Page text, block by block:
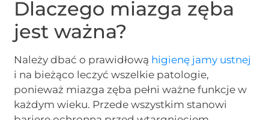
Dlaczego miazga zęba
jest ważna?
Należy dbać o prawidłową higienę jamy ustnej
i na bieżąco leczyć wszelkie patologie,
ponieważ miazga zęba pełni ważne funkcje w
każdym wieku. Przede wszystkim stanowi